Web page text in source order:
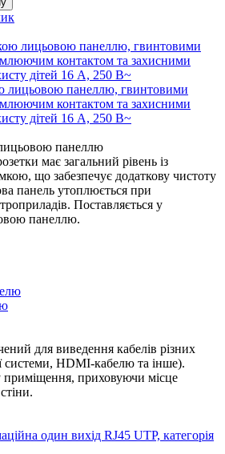
лицьовою панеллю, гвинтовими
контактом та захисними
дітей 16 А, 250 В~
панеллю
має загальний рівень із
що забезпечує додаткову чистоту
панель утоплюється при
Поставляється у
панеллю.
для виведення кабелів різних
системи, HDMI-кабелю та інше).
приміщення, приховуючи місце